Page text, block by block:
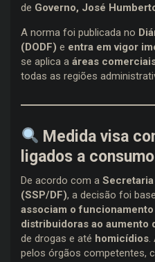
de Governo, José
A norma foi publicada no
(DODF) e entra em vigor
se aplica a áreas
todas as regiões
Medida visa
ligados a
De acordo com a
(SSP/DF), a decisão foi
associam o
distribuidoras ao aumento
de drogas e até homicídios.
pelos órgãos competentes,